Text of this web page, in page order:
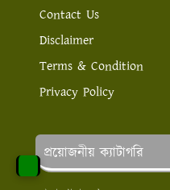
Contact Us
Disclaimer
Terms & Condition
Privacy Policy
প্রয়োজনীয় ক্যাটাগরি